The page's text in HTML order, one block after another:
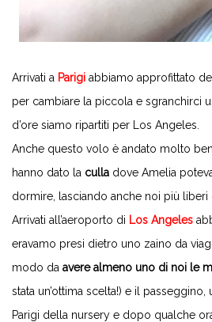
Arrivati a Parigi abbiamo approfittato
per cambiare la piccola e sgranchirci
d’ore siamo ripartiti per Los Angeles.
Anche questo volo è andato molto
hanno dato la culla dove Amelia
dormire, lasciando anche noi più liberi
Arrivati all’aeroporto di Los Angeles
eravamo presi dietro uno zaino da
modo da avere almeno uno di noi le
stata un’ottima scelta!) e il
Parigi della nursery e dopo qualche